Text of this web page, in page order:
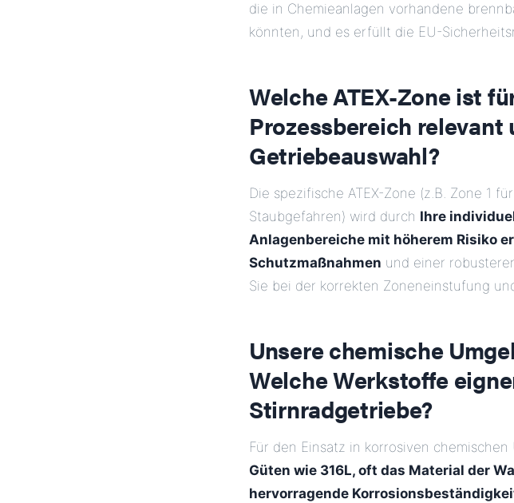
die in Chemieanlagen vorhandene
könnten, und es erfüllt die EU-
Welche ATEX-Zone ist
Prozessbereich
Getriebeauswahl?
Die spezifische ATEX-Zone (z.B. Zone 1
Staubgefahren) wird durch Ihre
Anlagenbereiche mit höherem Risiko
Schutzmaßnahmen und einer
Sie bei der korrekten Zoneneinstufung
Unsere chemische
Welche Werkstoffe
Stirnradgetriebe?
Für den Einsatz in korrosiven
Güten wie 316L, oft das Material der
hervorragende